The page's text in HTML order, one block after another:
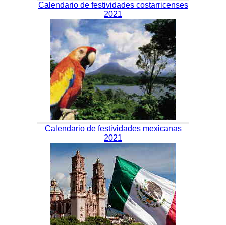
Calendario de festividades costarricenses
2021
Calendario de festividades mexicanas
2021